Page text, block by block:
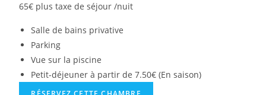
65€ plus taxe de séjour /nuit
Salle de bains privative
Parking
Vue sur la piscine
Petit-déjeuner à partir de 7.50€ (En saison)